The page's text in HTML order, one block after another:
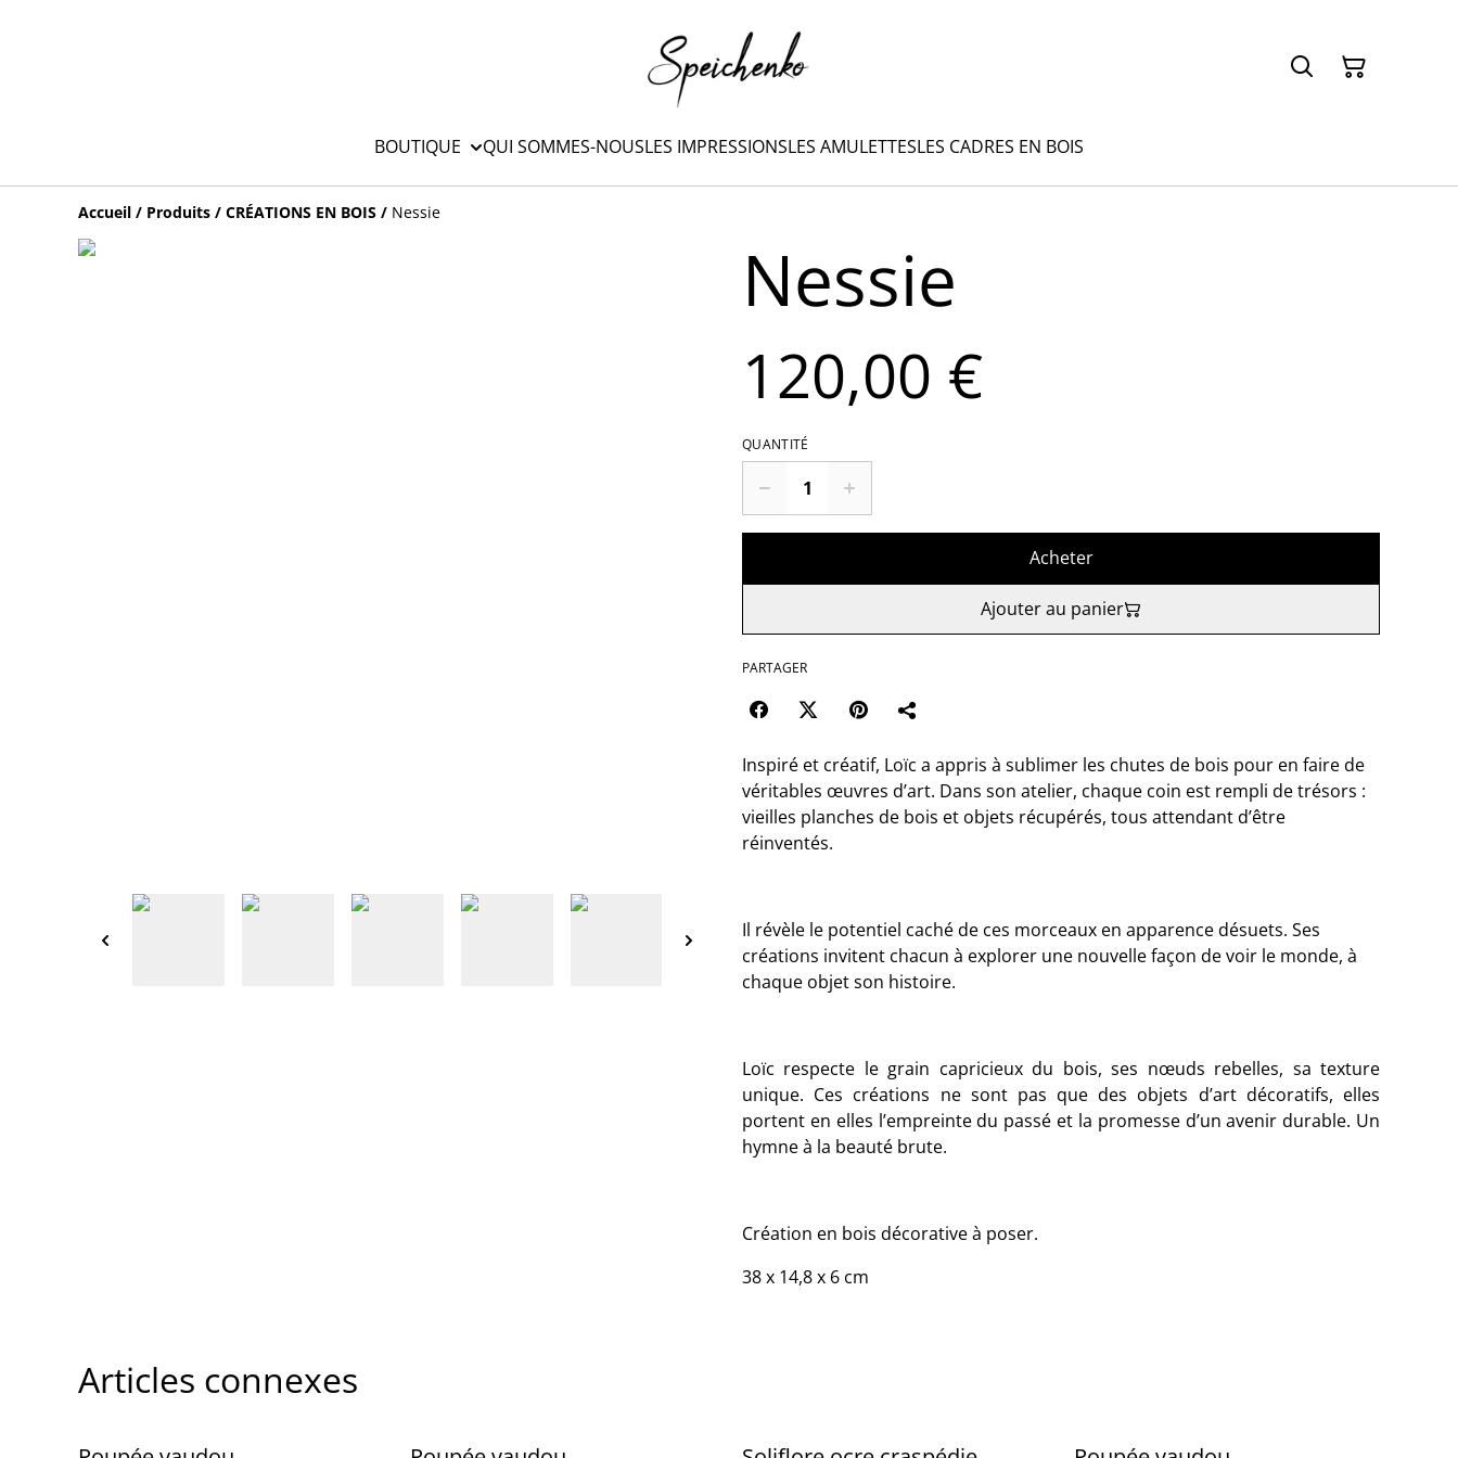
BOUTIQUE QUI SOMMES-NOUSLES IMPRESSIONSLES AMULETTESLES CADRES EN BOIS
Accueil / Produits / CRÉATIONS EN BOIS / Nessie
Nessie
120,00 €
QUANTITÉ
Acheter
Ajouter au panier
PARTAGER
Inspiré et créatif, Loïc a appris à sublimer les chutes de bois pour en faire de
véritables œuvres d’art. Dans son atelier, chaque coin est rempli de trésors :
vieilles planches de bois et objets récupérés, tous attendant d’être
réinventés.
Il révèle le potentiel caché de ces morceaux en apparence désuets. Ses
créations invitent chacun à explorer une nouvelle façon de voir le monde, à
chaque objet son histoire.
Loïc respecte le grain capricieux du bois, ses nœuds rebelles, sa texture
unique. Ces créations ne sont pas que des objets d’art décoratifs, elles
portent en elles l’empreinte du passé et la promesse d’un avenir durable. Un
hymne à la beauté brute.
Création en bois décorative à poser.
38 x 14,8 x 6 cm
Articles connexes